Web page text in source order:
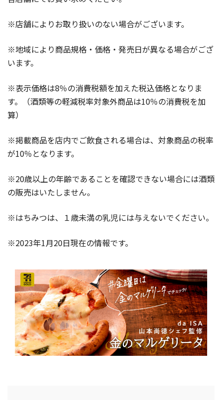
※店舗によりお取り扱いのない場合がございます。
※地域により商品規格・価格・発売日が異なる場合がござ
います。
※表示価格は8％の消費税額を加えた税込価格となりま
す。（酒類等の軽減税率対象外商品は10％の消費税を加
算）
※掲載商品を店内でご飲食される場合は、対象商品の税率
が10％となります。
※20歳以上の年齢であることを確認できない場合には酒類
の販売はいたしません。
※はちみつは、１歳未満の乳児には与えないでください。
※2023年1月20日現在の情報です。